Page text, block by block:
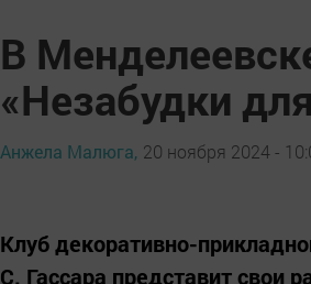
В
«Незабудки
Анжела Малюга, 20 ноября 2024 -
Клуб декоративно-
С. Гассара представит свои